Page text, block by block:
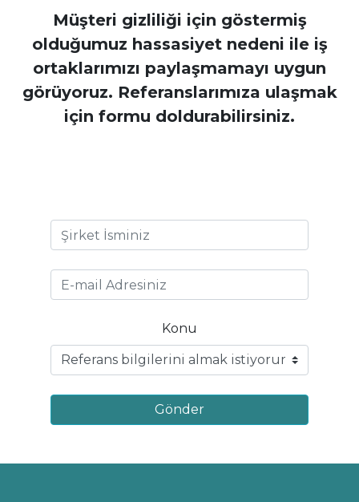
Müşteri gizliliği için göstermiş
olduğumuz hassasiyet nedeni ile iş
ortaklarımızı paylaşmamayı uygun
görüyoruz. Referanslarımıza ulaşmak
için formu doldurabilirsiniz.
Konu
Gönder